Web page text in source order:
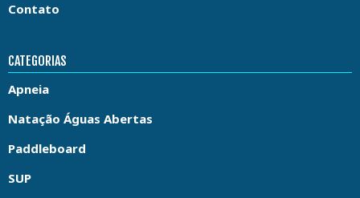
Contato
CATEGORIAS
Apneia
Natação Águas Abertas
Paddleboard
SUP